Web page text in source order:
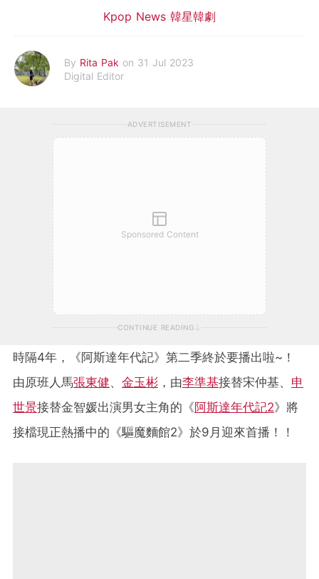
Kpop News 韓星韓劇
By Rita Pak on 31 Jul 2023
Digital Editor
ADVERTISEMENT
Sponsored Content
CONTINUE READING
時隔4年，《阿斯達年代記》第二季終於要播出啦~！
由原班人馬張東健、 金玉彬 ，由李準基接替宋仲基、 申
世景接替金智媛出演男女主角的《阿斯達年代記2》將
接檔現正熱播中的《驅魔麵館2》於9月迎來首播！！